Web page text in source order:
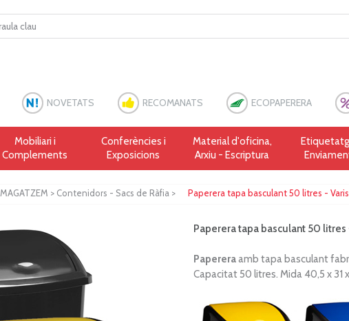
NOVETATS RECOMANATS ECOPAPERERA
Mobiliari i
Complements
Conferències i
Exposicions
Material d'oficina,
Arxiu - Escriptura
MAGATZEM > Contenidors - Sacs de Ràfia > Paperera tapa basculant 50 litres -
Paperera tapa basculant 50 litres
Papereraamb tapa basculant
Capacitat 50 litres. Mida 40,5 x 31